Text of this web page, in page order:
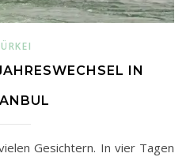
IN